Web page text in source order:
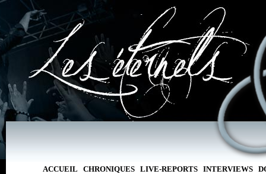
ACCUEIL CHRONIQUES LIVE-REPORTS INTERVIEWS